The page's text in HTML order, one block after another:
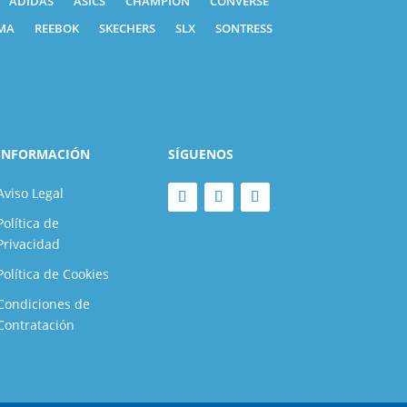
REEBOK SKECHERS SLX
SONTRESS
Legal
de
de Cookies
de
SÍGUENOS